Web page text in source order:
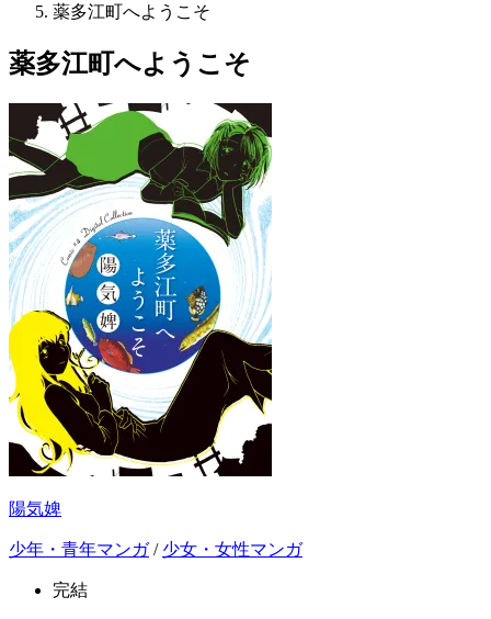
薬多江町へようこそ
薬多江町へようこそ
陽気婢
少年・青年マンガ/ 少女・女性マンガ
完結